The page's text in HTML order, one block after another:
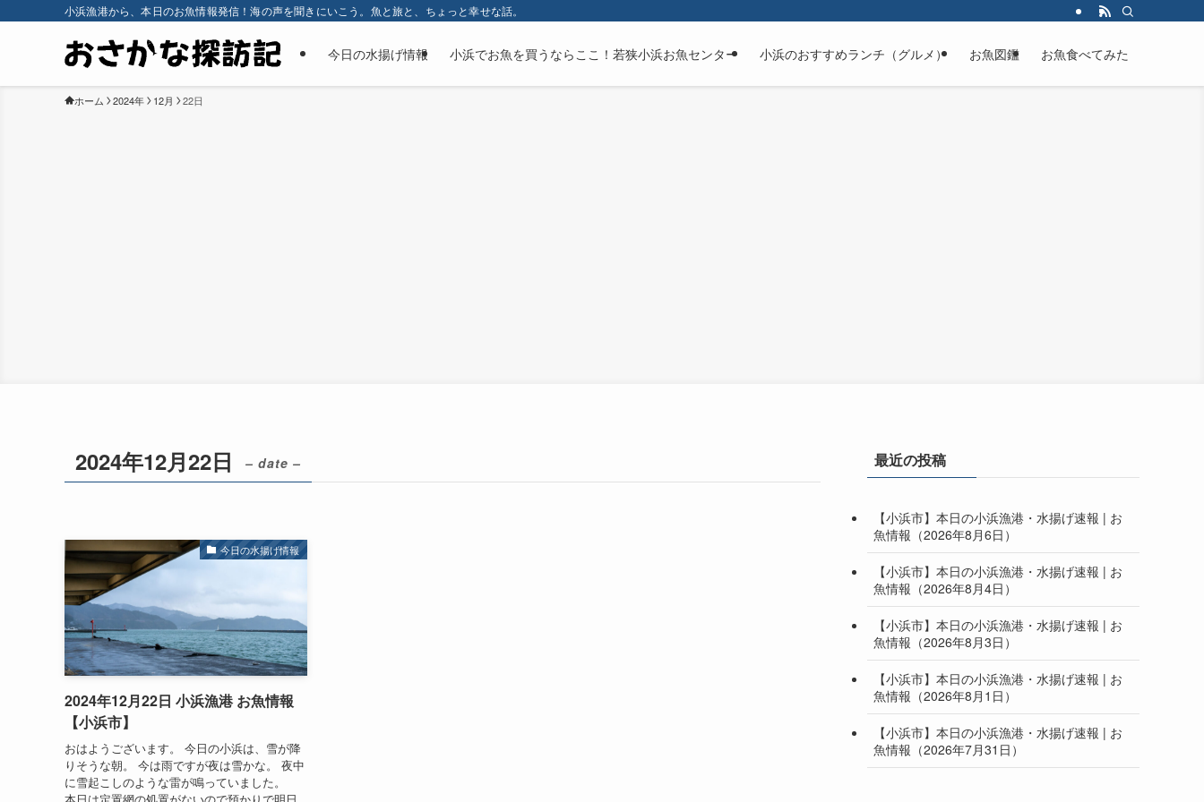
小浜漁港から、本日のお魚情報発信！海の声を聞きにいこう。魚と旅と、ちょっと幸せな話。
今日の水揚げ情報 小浜でお魚を買うならここ！若狭小浜お魚センター 小浜のおすすめランチ（グルメ） お魚図鑑 お魚食べてみた
ホーム 2024年 12月 22日
2024年12月22日 – date –
今日の水揚げ情報
2024年12月22日 小浜漁港 お魚情報
【小浜市】
おはようございます。 今日の小浜は、雪が降
りそうな朝。 今は雨ですが夜は雪かな。 夜中
に雪起こしのような雷が鳴っていました。
最近の投稿
【小浜市】本日の小浜漁港・水揚げ速報 | お
魚情報（2026年8月6日）
【小浜市】本日の小浜漁港・水揚げ速報 | お
魚情報（2026年8月4日）
【小浜市】本日の小浜漁港・水揚げ速報 | お
魚情報（2026年8月3日）
【小浜市】本日の小浜漁港・水揚げ速報 | お
魚情報（2026年8月1日）
【小浜市】本日の小浜漁港・水揚げ速報 | お
魚情報（2026年7月31日）